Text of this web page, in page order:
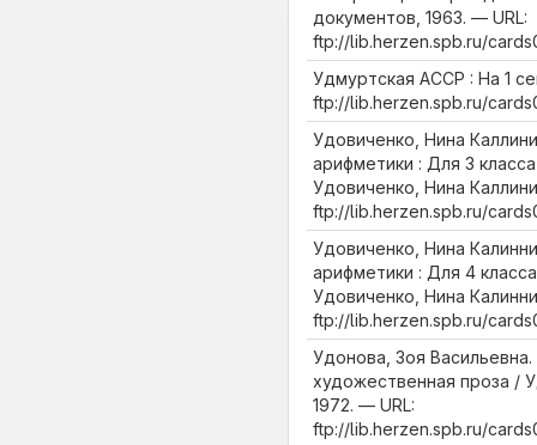
документов, 1963. — URL:
ftp://lib.herzen.spb.ru/
Удмуртская АССР : На 1
ftp://lib.herzen.spb.ru/
Удовиченко, Нина
арифметики : Для 3
Удовиченко, Нина
ftp://lib.herzen.spb.ru/
Удовиченко, Нина
арифметики : Для 4
Удовиченко, Нина
ftp://lib.herzen.spb.ru/
Удонова, Зоя
художественная проза /
1972. — URL:
ftp://lib.herzen.spb.ru/